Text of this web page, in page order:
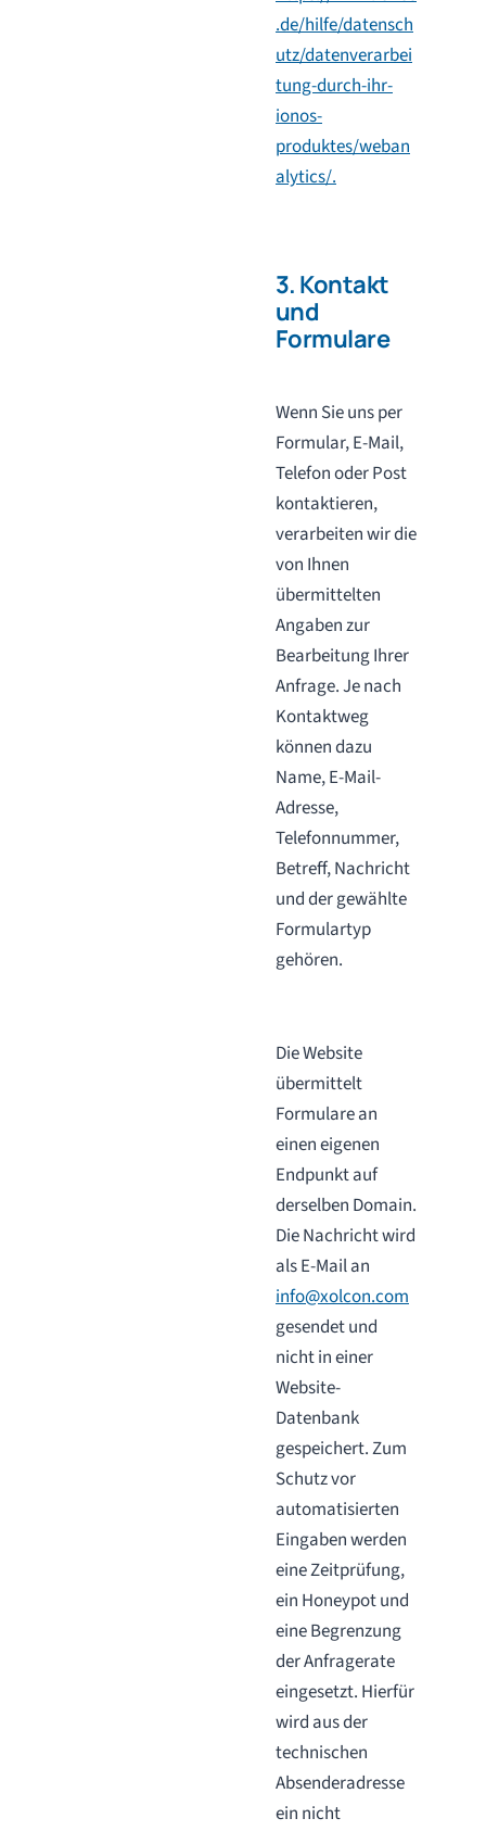
.de/hilfe/datensch
utz/datenverarbei
tung-durch-ihr-
ionos-
produktes/weban
alytics/.
3. Kontakt
und
Formulare
Wenn Sie uns per
Formular, E-Mail,
Telefon oder Post
kontaktieren,
verarbeiten wir die
von Ihnen
übermittelten
Angaben zur
Bearbeitung Ihrer
Anfrage. Je nach
Kontaktweg
können dazu
Name, E-Mail-
Adresse,
Telefonnummer,
Betreff, Nachricht
und der gewählte
Formulartyp
gehören.
Die Website
übermittelt
Formulare an
einen eigenen
Endpunkt auf
derselben Domain.
Die Nachricht wird
als E-Mail an
info@xolcon.com
gesendet und
nicht in einer
Website-
Datenbank
gespeichert. Zum
Schutz vor
automatisierten
Eingaben werden
eine Zeitprüfung,
ein Honeypot und
eine Begrenzung
der Anfragerate
eingesetzt. Hierfür
wird aus der
technischen
Absenderadresse
ein nicht